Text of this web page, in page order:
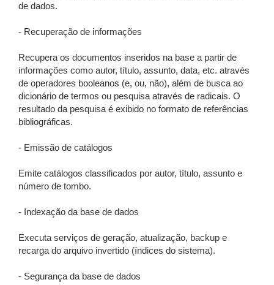
de dados.
- Recuperação de informações
Recupera os documentos inseridos na base a partir de
informações como autor, título, assunto, data, etc. através
de operadores booleanos (e, ou, não), além de busca ao
dicionário de termos ou pesquisa através de radicais. O
resultado da pesquisa é exibido no formato de referências
bibliográficas.
- Emissão de catálogos
Emite catálogos classificados por autor, título, assunto e
número de tombo.
- Indexação da base de dados
Executa serviços de geração, atualização, backup e
recarga do arquivo invertido (índices do sistema).
- Segurança da base de dados